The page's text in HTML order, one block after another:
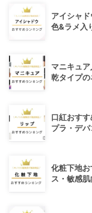
アイシャ
色&ラメ入
マニキュ
乾タイプの
口紅おす
プラ・デパ
化粧下地
ス・敏感